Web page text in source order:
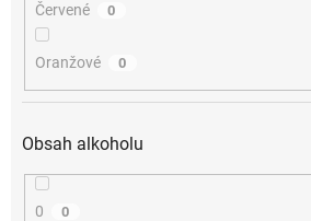
Červené 0
Oranžové 0
Obsah alkoholu
0 0